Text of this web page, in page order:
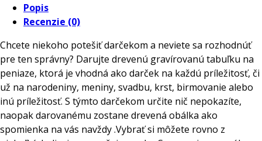
na
peniaze
Zaobchádzať
jemne
Popis
Recenzie (0)
Chcete niekoho potešiť darčekom a neviete sa rozhodnúť
pre ten správny? Darujte drevenú gravírovanú tabuľku na
peniaze, ktorá je vhodná ako darček na každú príležitosť, či
už na narodeniny, meniny, svadbu, krst, birmovanie alebo
inú príležitosť. S týmto darčekom určite nič nepokazíte,
naopak darovanému zostane drevená obálka ako
spomienka na vás navždy .Vybrať si môžete rovno z